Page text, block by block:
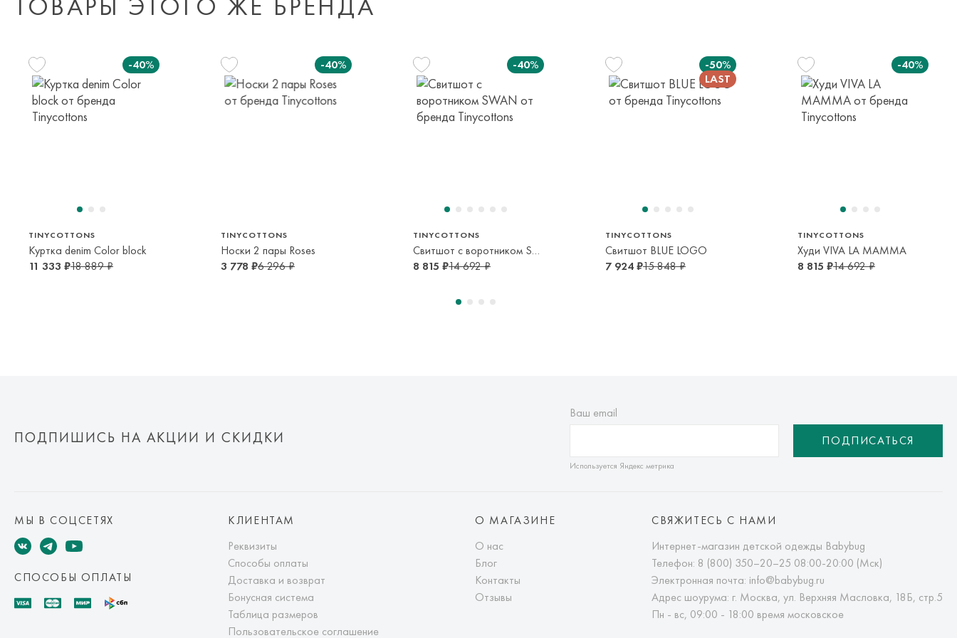
или в пункт самовывоза транспортной компании. Доставка осуществляется в
срок и по тарифам транспортной компании.
Оплата осуществляется онлайн банковскими картами Visa, Mastercard, МИР,
-40%
TINYCOTTONS
Куртка denim Color block
11 333 ₽18 889 ₽
-40%
TINYCOTTONS
Носки 2 пары Roses
3 778 ₽6 296 ₽
-40%
TINYCOTTONS
Свитшот с воротником SWAN
8 815 ₽14 692 ₽
-50%
TINYCOTTONS
Свитшот BLUE LOGO
7 924 ₽15 848 ₽
-40%
TINYCOTTONS
Худи VIVA LA MAMMA
8 815 ₽14 692 ₽
ПОДПИШИСЬ НА АКЦИИ И СКИДКИ
Ваш email
Используется Яндекс метрика
ПОДПИСАТЬСЯ
МЫ В СОЦСЕТЯХ
СПОСОБЫ ОПЛАТЫ
КЛИЕНТАМ
Реквизиты
Способы оплаты
Доставка и возврат
Бонусная система
Таблица размеров
Пользовательское соглашение
О МАГАЗИНЕ
О нас
Блог
Контакты
Отзывы
СВЯЖИТЕСЬ С НАМИ
Интернет-магазин детской одежды Babybug
Телефон: 8 (800) 350–20–25 08:00-20:00 (Мск)
Электронная почта: info@babybug.ru
Адрес шоурума: г. Москва, ул. Верхняя Масловка, 18Б, стр.5
Пн - вс, 09:00 - 18:00 время московское